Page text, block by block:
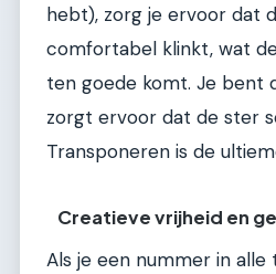
hebt), zorg je ervoor dat
comfortabel klinkt, wat
ten goede komt. Je bent
zorgt ervoor dat de ster
Transponeren is de
Creatieve vrijheid en
Als je een nummer in